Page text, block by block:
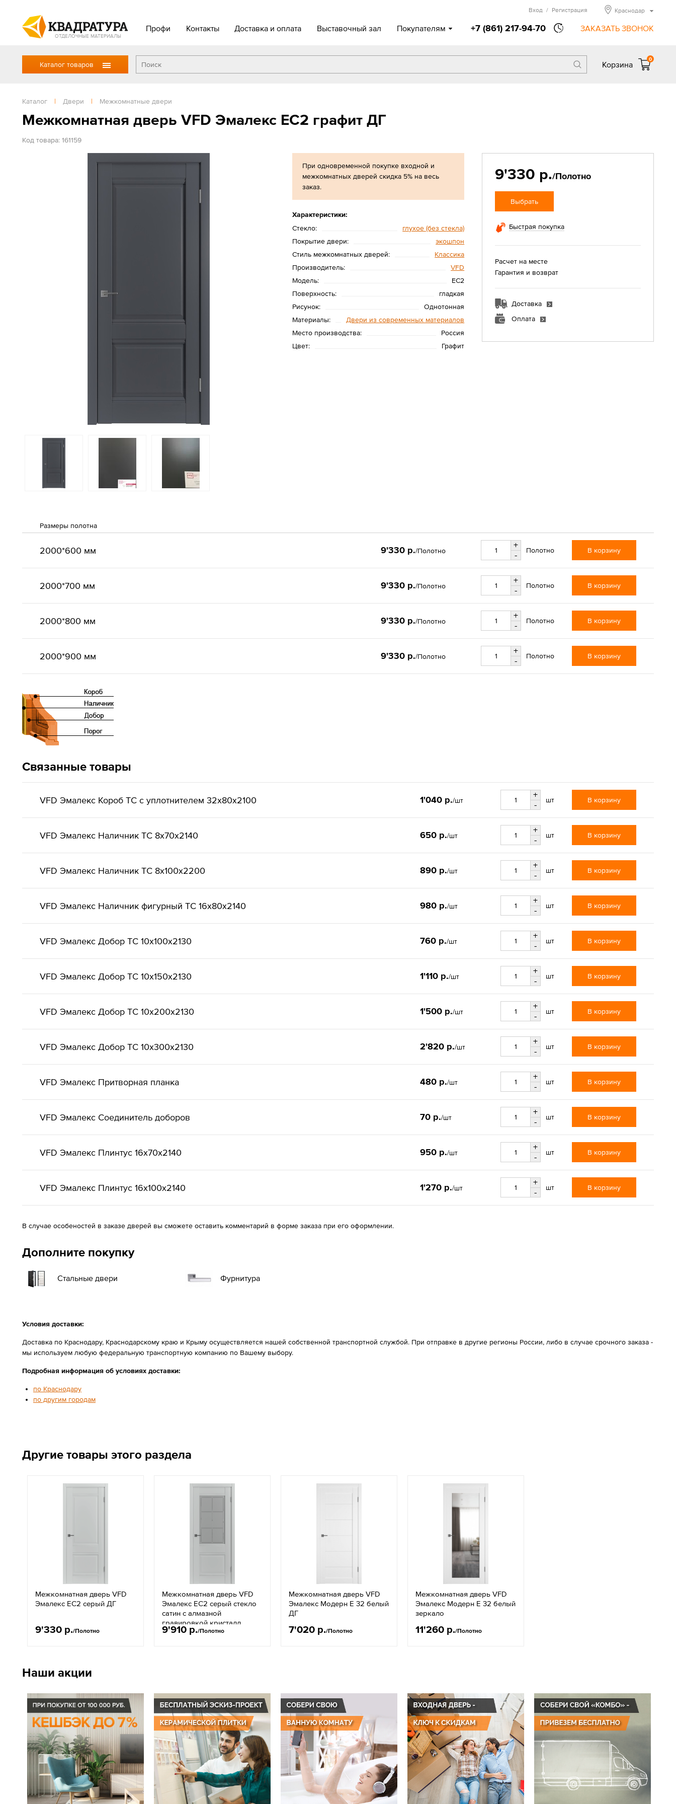
ОТДЕЛОЧНЫЕ МАТЕРИАЛЫ
Профи Контакты Доставка и оплата Выставочный зал Покупателям +7 (861) 217-94-70 ЗАКАЗАТЬ ЗВОНОК
Вход / Регистрация Краснодар
Каталог товаров Корзина
0
Каталог | Двери | Межкомнатные двери
Межкомнатная дверь VFD Эмалекс EC2 графит ДГ
Код товара: 161159
При одновременной покупке входной и
межкомнатных дверей скидка 5% на весь
заказ.
Характеристики:
Стекло:
глухое (без стекла)
Покрытие двери:
экошпон
Стиль межкомнатных дверей:
Классика
Производитель:
VFD
Модель:
EC2
Поверхность:
гладкая
Рисунок:
Однотонная
Материалы:
Двери из современных материалов
Место производства:
Россия
Цвет:
Графит
9'330 р./Полотно
Выбрать
Быстрая покупка
Расчет на месте
Гарантия и возврат
Доставка
Оплата
Размеры полотна
2000*600 мм 9'330 р./Полотно
+
-
Полотно В корзину
2000*700 мм 9'330 р./Полотно
+
-
Полотно В корзину
2000*800 мм 9'330 р./Полотно
+
-
Полотно В корзину
2000*900 мм 9'330 р./Полотно
+
-
Полотно В корзину
Связанные товары
VFD Эмалекс Короб ТС с уплотнителем 32x80x2100 1'040 р./шт
+
-
шт В корзину
VFD Эмалекс Наличник ТС 8x70x2140 650 р./шт
+
-
шт В корзину
VFD Эмалекс Наличник ТС 8x100x2200 890 р./шт
+
-
шт В корзину
VFD Эмалекс Наличник фигурный ТС 16x80x2140 980 р./шт
+
-
шт В корзину
VFD Эмалекс Добор ТС 10x100x2130 760 р./шт
+
-
шт В корзину
VFD Эмалекс Добор ТС 10x150x2130 1'110 р./шт
+
-
шт В корзину
VFD Эмалекс Добор ТС 10x200x2130 1'500 р./шт
+
-
шт В корзину
VFD Эмалекс Добор ТС 10x300x2130 2'820 р./шт
+
-
шт В корзину
VFD Эмалекс Притворная планка 480 р./шт
+
-
шт В корзину
VFD Эмалекс Соединитель доборов 70 р./шт
+
-
шт В корзину
VFD Эмалекс Плинтус 16x70x2140 950 р./шт
+
-
шт В корзину
VFD Эмалекс Плинтус 16x100x2140 1'270 р./шт
+
-
шт В корзину
В случае особеностей в заказе дверей вы сможете оставить комментарий в форме заказа при его оформлении.
Дополните покупку
Стальные двери Фурнитура
Условия доставки:
Доставка по Краснодару, Краснодарскому краю и Крыму осуществляется нашей собственной транспортной службой. При отправке в другие регионы России, либо в случае срочного заказа -
мы используем любую федеральную транспортную компанию по Вашему выбору.
Подробная информация об условиях доставки:
по Краснодару
по другим городам
Другие товары этого раздела
Межкомнатная дверь VFD
Эмалекс EC2 серый ДГ
9'330 р./Полотно
Межкомнатная дверь VFD
Эмалекс EC2 серый стекло
сатин с алмазной
гравировкой кристалл
кросс
9'910 р./Полотно
Межкомнатная дверь VFD
Эмалекс Модерн Е 32 белый
ДГ
7'020 р./Полотно
Межкомнатная дверь VFD
Эмалекс Модерн Е 32 белый
зеркало
11'260 р./Полотно
Наши акции